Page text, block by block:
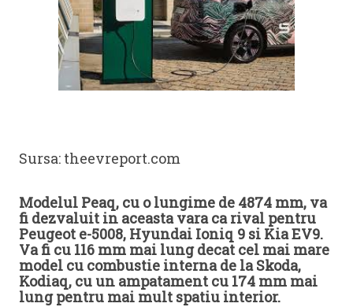
Sursa: theevreport.com
Modelul Peaq, cu o lungime de 4874 mm, va
fi dezvaluit in aceasta vara ca rival pentru
Peugeot e-5008, Hyundai Ioniq 9 si Kia EV9.
Va fi cu 116 mm mai lung decat cel mai mare
model cu combustie interna de la Skoda,
Kodiaq, cu un ampatament cu 174 mm mai
lung pentru mai mult spatiu interior.